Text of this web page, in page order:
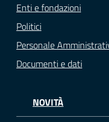
Enti e fondazioni
Politici
Personale
Documenti e dati
NOVITÀ